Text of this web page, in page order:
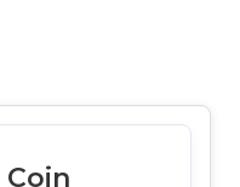
Coin